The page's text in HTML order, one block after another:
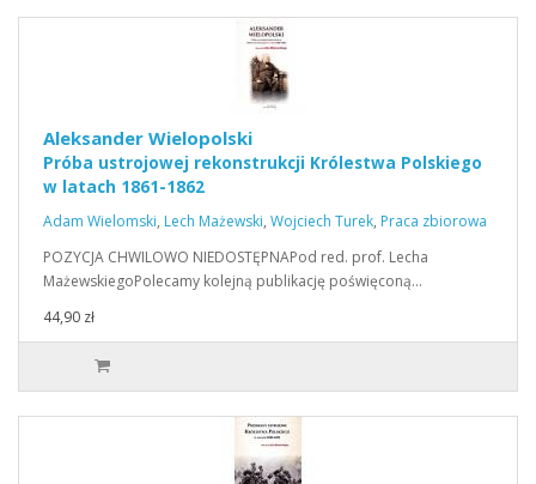
Aleksander Wielopolski
Próba ustrojowej rekonstrukcji Królestwa Polskiego
w latach 1861-1862
Adam Wielomski, Lech Mażewski, Wojciech Turek, Praca zbiorowa
POZYCJA CHWILOWO NIEDOSTĘPNAPod red. prof. Lecha
MażewskiegoPolecamy kolejną publikację poświęconą…
44,90 zł